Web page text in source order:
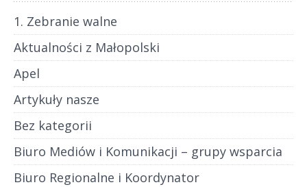
1. Zebranie walne
Aktualności z Małopolski
Apel
Artykuły nasze
Bez kategorii
Biuro Mediów i Komunikacji – grupy wsparcia
Biuro Regionalne i Koordynator